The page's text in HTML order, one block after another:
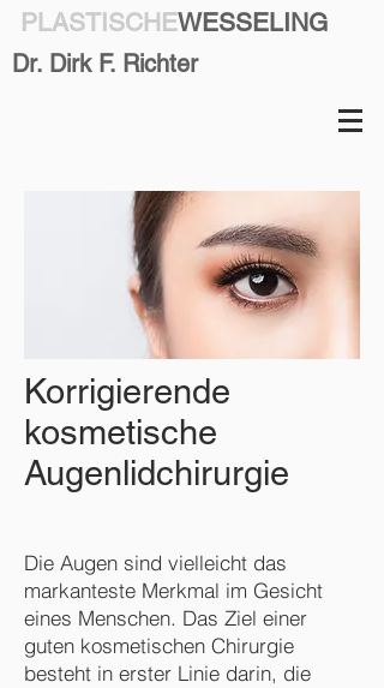
PLASTISCHEWESSELING
Dr. Dirk F. Richter
Korrigierende
kosmetische
Augenlidchirurgie
Die Augen sind vielleicht das
markanteste Merkmal im Gesicht
eines Menschen. Das Ziel einer
guten kosmetischen Chirurgie
besteht in erster Linie darin, die